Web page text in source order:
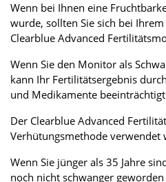
Wenn bei Ihnen eine
wurde, sollten Sie sich bei
Clearblue Advanced
Wenn Sie den Monitor als
kann Ihr Fertilitätsergebnis
und Medikamente
Der Clearblue Advanced
Verhütungsmethode verwendet
Wenn Sie jünger als 35 Jahre
noch nicht schwanger